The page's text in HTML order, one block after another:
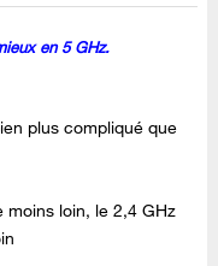
en 5 GHz.
plus compliqué que
moins loin, le 2,4 GHz